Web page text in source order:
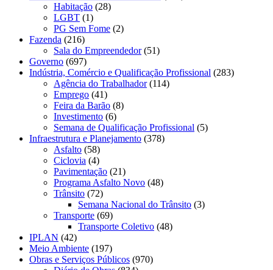
Habitação (28)
LGBT (1)
PG Sem Fome (2)
Fazenda (216)
Sala do Empreendedor(51)
Governo (697)
Indústria, Comércio e Qualificação Profissional (283)
Agência do Trabalhador(114)
Emprego (41)
Feira da Barão (8)
Investimento (6)
Semana de Qualificação Profissional (5)
Infraestrutura e Planejamento (378)
Asfalto (58)
Ciclovia (4)
Pavimentação (21)
Programa Asfalto Novo (48)
Trânsito (72)
Semana Nacional do Trânsito (3)
Transporte (69)
Transporte Coletivo (48)
IPLAN (42)
Meio Ambiente (197)
Obras e Serviços Públicos (970)